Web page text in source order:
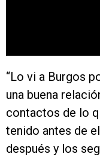
“Lo vi a Burgos
una buena
contactos de lo
tenido antes de
después y los